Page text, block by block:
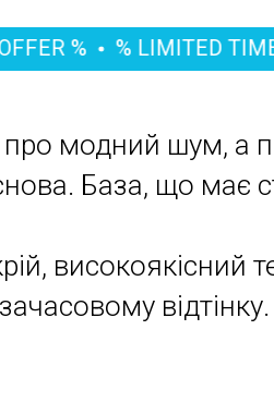
% LIMITED TIME
модний шум, а
База, що має
високоякісний
відтінку.